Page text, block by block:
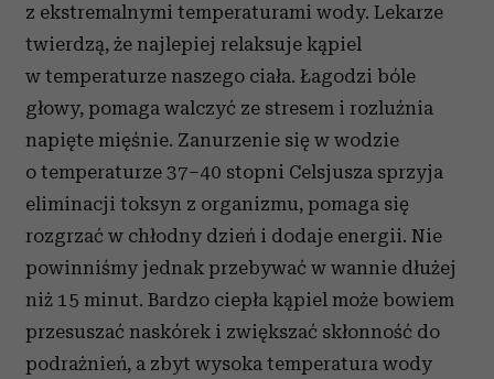
z ekstremalnymi temperaturami wody. Lekarze
twierdzą, że najlepiej relaksuje kąpiel
w temperaturze naszego ciała. Łagodzi bóle
głowy, pomaga walczyć ze stresem i rozluźnia
napięte mięśnie. Zanurzenie się w wodzie
o temperaturze 37–40 stopni Celsjusza sprzyja
eliminacji toksyn z organizmu, pomaga się
rozgrzać w chłodny dzień i dodaje energii. Nie
powinniśmy jednak przebywać w wannie dłużej
niż 15 minut. Bardzo ciepła kąpiel może bowiem
przesuszać naskórek i zwiększać skłonność do
podrażnień, a zbyt wysoka temperatura wody